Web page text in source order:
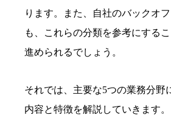
ります。また、自社のバックオ
も、これらの分類を参考にする
進められるでしょう。
それでは、主要な5つの業務分野
内容と特徴を解説していきます。